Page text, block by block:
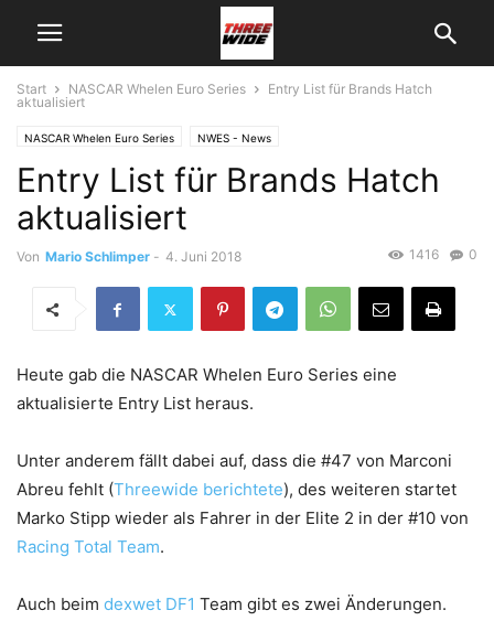
Start NASCAR Whelen Euro Series
Entry List für Brands Hatch
aktualisiert
NASCAR Whelen Euro Series NWES - News
Entry List für Brands Hatch
aktualisiert
Von Mario Schlimper - 4. Juni 2018 0
1416
Heute gab die NASCAR Whelen Euro Series eine
aktualisierte Entry List heraus.
Unter anderem fällt dabei auf, dass die #47 von Marconi
Abreu fehlt (Threewide berichtete), des weiteren startet
Marko Stipp wieder als Fahrer in der Elite 2 in der #10 von
Racing Total Team.
Auch beim dexwet DF1 Team gibt es zwei Änderungen.